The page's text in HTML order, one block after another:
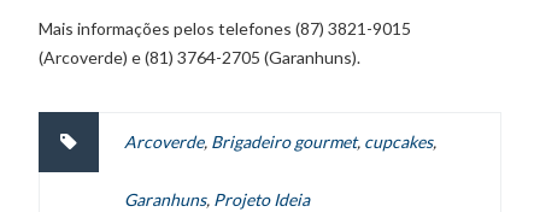
Mais informações pelos telefones (87) 3821-9015
(Arcoverde) e (81) 3764-2705 (Garanhuns).
Arcoverde, Brigadeiro gourmet, cupcakes,
Garanhuns, Projeto Ideia